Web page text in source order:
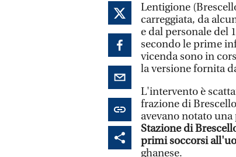
Lentigione
carreggiata, da
e dal personale del
secondo le prime
vicenda sono in
la versione fornita
L'intervento è
frazione di
avevano notato
Stazione di
primi soccorsi
ghanese.